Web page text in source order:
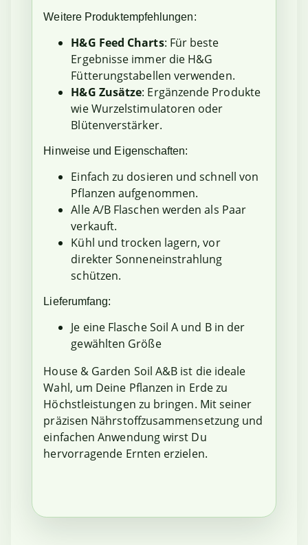
Weitere Produktempfehlungen:
H&G Feed Charts: Für beste
Ergebnisse immer die H&G
Fütterungstabellen verwenden.
H&G Zusätze: Ergänzende Produkte
wie Wurzelstimulatoren oder
Blütenverstärker.
Hinweise und Eigenschaften:
Einfach zu dosieren und schnell von
Pflanzen aufgenommen.
Alle A/B Flaschen werden als Paar
verkauft.
Kühl und trocken lagern, vor
direkter Sonneneinstrahlung
schützen.
Lieferumfang:
Je eine Flasche Soil A und B in der
gewählten Größe
House & Garden Soil A&B ist die ideale
Wahl, um Deine Pflanzen in Erde zu
Höchstleistungen zu bringen. Mit seiner
präzisen Nährstoffzusammensetzung und
einfachen Anwendung wirst Du
hervorragende Ernten erzielen.